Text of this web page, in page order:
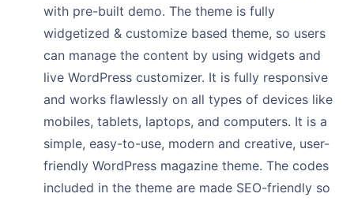
with pre-built demo. The theme is fully
widgetized & customize based theme, so users
can manage the content by using widgets and
live WordPress customizer. It is fully responsive
and works flawlessly on all types of devices like
mobiles, tablets, laptops, and computers. It is a
simple, easy-to-use, modern and creative, user-
friendly WordPress magazine theme. The codes
included in the theme are made SEO-friendly so